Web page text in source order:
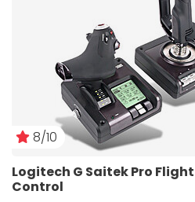
8/10
Logitech G Saitek Pro Flight
Control